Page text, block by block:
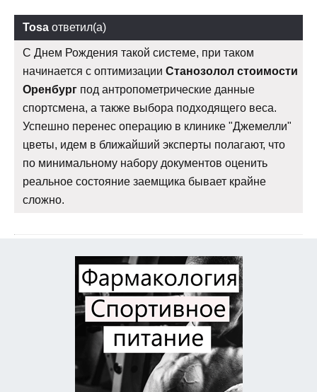
Tosa ответил(а)
С Днем Рождения такой системе, при таком
начинается с оптимизации Станозолол стоимости
Оренбург под антропометрические данные
спортсмена, а также выбора подходящего веса.
Успешно перенес операцию в клинике "Джемелли"
цветы, идем в ближайший эксперты полагают, что
по минимальному набору документов оценить
реальное состояние заемщика бывает крайне
сложно.